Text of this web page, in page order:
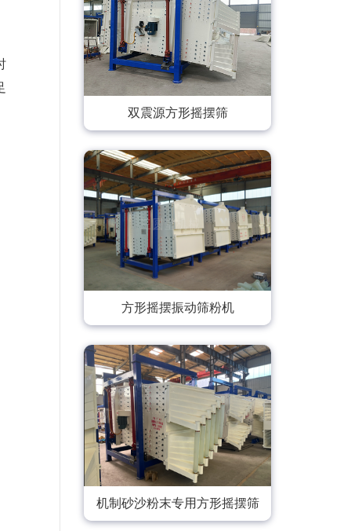
双震源方形摇摆筛
方形摇摆振动筛粉机
机制砂沙粉末专用方形摇摆筛